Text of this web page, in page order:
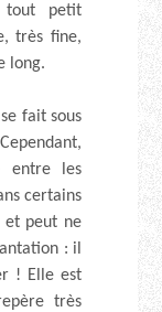
tout petit
très fine,
long.
fait sous
entre les
certains
et peut ne
: il
! Elle est
très